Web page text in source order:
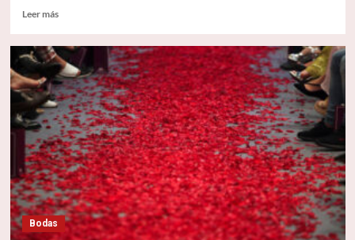
Leer másLeer
Joyas
para
boda:
guía
completa
para
elegir
anillos,
pendientes
y
collares
Bodas